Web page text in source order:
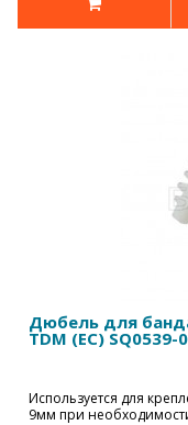
Дюбель для
TDM (ЕС) SQ0539-
Используется для
9мм при